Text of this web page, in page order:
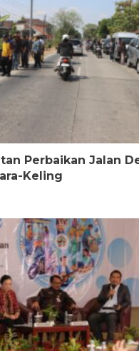
Perbaikan Jalan
Keling